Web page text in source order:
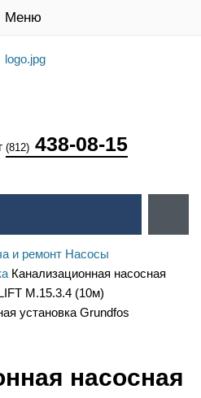
Меню
(812) 438-08-15
и ремонт Насосы
Канализационная насосная
M.15.3.4 (10м)
насосная